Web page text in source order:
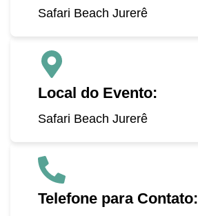
Safari Beach Jurerê
Local do Evento:
Safari Beach Jurerê
Telefone para Contato: